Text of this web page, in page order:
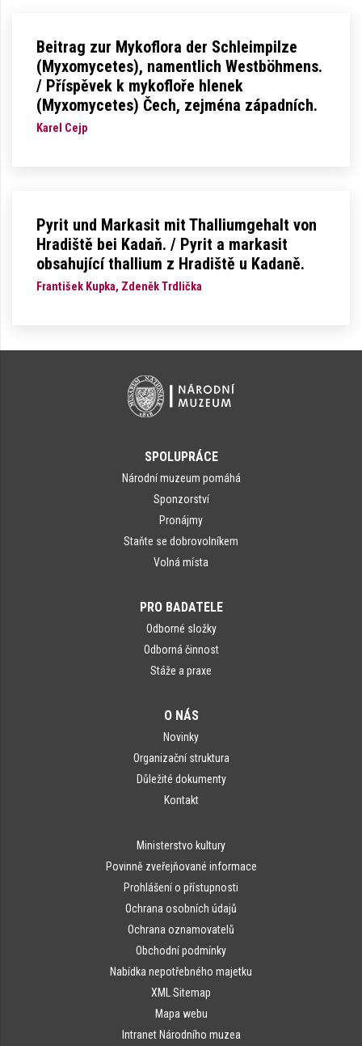
Beitrag zur Mykoflora der Schleimpilze
(Myxomycetes), namentlich Westböhmens.
/ Příspěvek k mykofloře hlenek
(Myxomycetes) Čech, zejména západních.
Karel Cejp
Pyrit und Markasit mit Thalliumgehalt von
Hradiště bei Kadaň. / Pyrit a markasit
obsahující thallium z Hradiště u Kadaně.
František Kupka, Zdeněk Trdlička
SPOLUPRÁCE
Národní muzeum pomáhá
Sponzorství
Pronájmy
Staňte se dobrovolníkem
Volná místa
PRO BADATELE
Odborné složky
Odborná činnost
Stáže a praxe
O NÁS
Novinky
Organizační struktura
Důležité dokumenty
Kontakt
Ministerstvo kultury
Povinně zveřejňované informace
Prohlášení o přístupnosti
Ochrana osobních údajů
Ochrana oznamovatelů
Obchodní podmínky
Nabídka nepotřebného majetku
XML Sitemap
Mapa webu
Intranet Národního muzea